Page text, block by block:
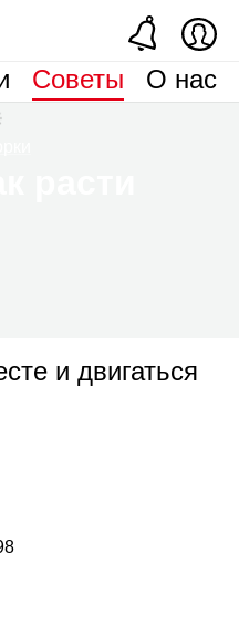
Советы О нас
и двигаться